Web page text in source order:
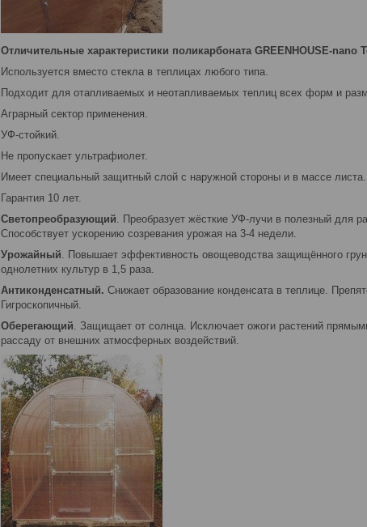
Отличительные характеристики поликарбоната GREENHOUSE-nano
Используется вместо стекла в теплицах любого типа.
Подходит для отапливаемых и неотапливаемых теплиц всех форм и
Аграрный сектор применения.
УФ-стойкий.
Не пропускает ультрафиолет.
Имеет специальный защитный слой с наружной стороны и в массе листа.
Гарантия 10 лет.
Светопреобразующий. Преобразует жёсткие УФ-лучи в полезный для
Способствует ускорению созревания урожая на 3-4 недели.
Урожайный. Повышает эффективность овощеводства защищённого
однолетних культур в 1,5 раза.
Антиконденсатный. Снижает образование конденсата в теплице.
Гигроскопичный.
Оберегающий. Защищает от солнца. Исключает ожоги растений
рассаду от внешних атмосферных воздействий.